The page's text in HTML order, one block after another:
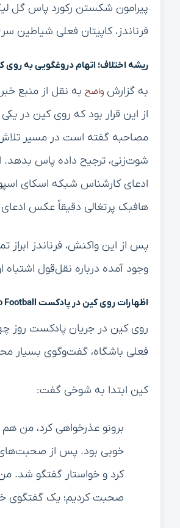
پیرامون شکستن رکورد پاس گل
فرناندز، کاپیتان فعلی شیاطین
ریشه اختلاف؛ اتهام دروغگویی به روی
به گزارشواضح به نقل از منبع
مصاحبه گفته است در مسیر
ادعای کارشناس شبکه اسکای
هافبک پرتغالی دقیقاً عکس
وجود آمده درباره نقل‌قول اشتباه
اظهارات روی کین در پادکست Stick to Football؛ مکالمه‌ای بالغانه
فعلی باشگاه، گفت‌وگوی بسیار
کین ابتدا به شوخی گفت:
برونو عذرخواهی کرد، من
خوبی بود. پس از صحبت‌های
کرد و خواستار گفتگو شد.
صحبت کردیم؛ یک گفتگوی